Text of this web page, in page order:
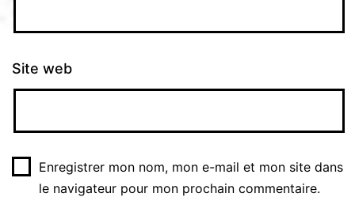
Site web
Enregistrer mon nom, mon e-mail et mon site dans
le navigateur pour mon prochain commentaire.